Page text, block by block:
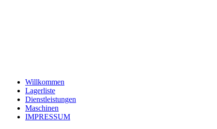
Willkommen
Lagerliste
Dienstleistungen
Maschinen
IMPRESSUM